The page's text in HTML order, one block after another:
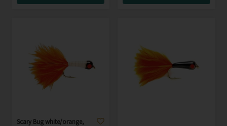
Scary Bug white/orange,